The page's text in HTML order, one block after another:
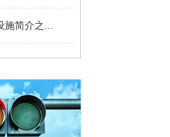
施简介之...